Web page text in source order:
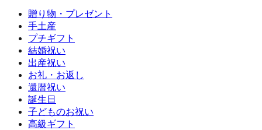
贈り物・プレゼント
手土産
プチギフト
結婚祝い
出産祝い
お礼・お返し
還暦祝い
誕生日
子どものお祝い
高級ギフト